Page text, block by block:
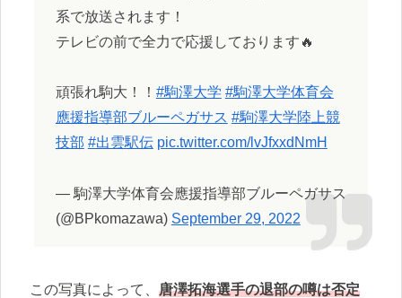
系で放送されます！
テレビの前で全力で応援しております🔥
頑張れ駒大！！ #駒澤大学 #駒澤大学体育会
應援指導部ブルーペガサス #駒澤大学陸上競
技部 #出雲駅伝 pic.twitter.com/lvJfxxdNmH
— 駒澤大学体育会應援指導部ブルーペガサス
(@BPkomazawa) September 29, 2022
この写真によって、 唐澤拓海選手の退部の噂は否定